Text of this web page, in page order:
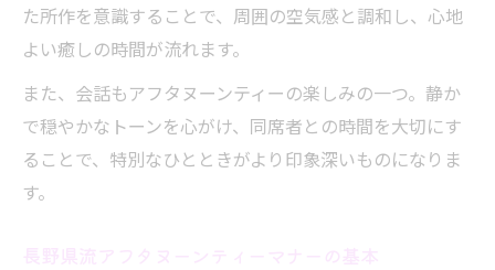
た所作を意識することで、周囲の空気感と調和し、心地
よい癒しの時間が流れます。
また、会話もアフタヌーンティーの楽しみの一つ。静か
で穏やかなトーンを心がけ、同席者との時間を大切にす
ることで、特別なひとときがより印象深いものになりま
す。